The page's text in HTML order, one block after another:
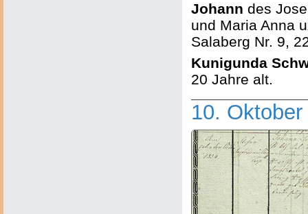
Johann des
und Maria Anna
Salaberg Nr. 9,
Kunigunda
20 Jahre alt.
10.